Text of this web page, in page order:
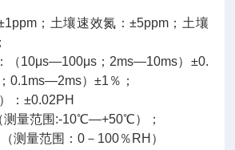
；土壤速效氮：±5ppm；土壤
（10μs—100μs；2ms—10ms）±0.
0.1ms—2ms）±1％；
：±0.02PH
量范围:-10℃—+50℃）；
测量范围：0－100％RH）